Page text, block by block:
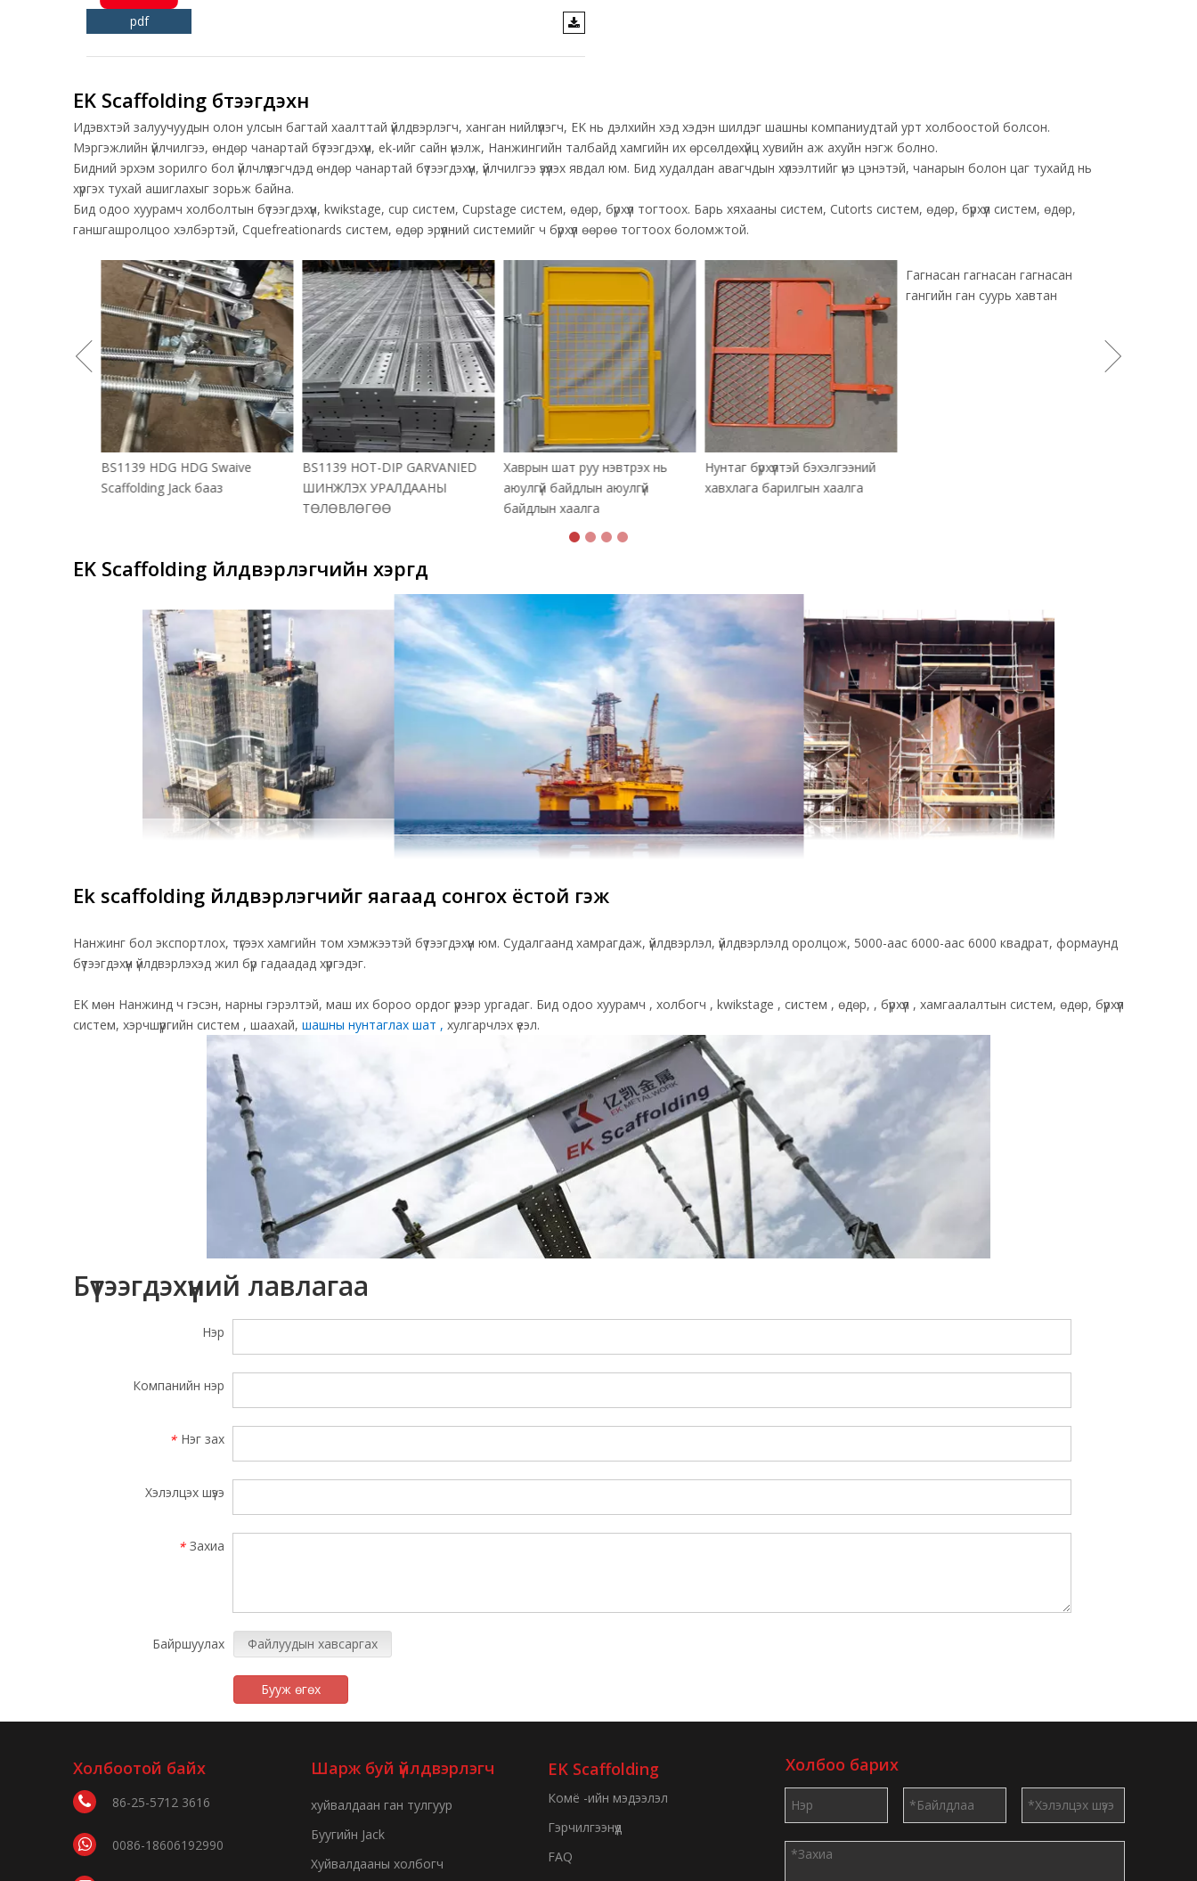
pdf
EK Scaffolding бүтээгдэхүүн
Идэвхтэй залуучуудын олон улсын багтай хаалттай үйлдвэрлэгч, ханган нийлүүлэгч, EK нь дэлхийн хэд хэдэн шилдэг шашны компаниудтай урт холбоостой болсон.
Мэргэжлийн үйлчилгээ, өндөр чанартай бүтээгдэхүүн, ek-ийг сайн үнэлж, Нанжингийн талбайд хамгийн их өрсөлдөхүйц хувийн аж ахуйн нэгж болно.
Бидний эрхэм зорилго бол үйлчлүүлэгчдэд өндөр чанартай бүтээгдэхүүн, үйлчилгээ үзүүлэх явдал юм. Бид худалдан авагчдын хүлээлтийг үнэ цэнэтэй, чанарын болон цаг тухайд нь
хүргэх тухай ашиглахыг зорьж байна.
Бид одоо хуурамч холболтын бүтээгдэхүүн, kwikstage, cup систем, Cupstage систем, өдөр, бүрхүүл тогтоох. Барь хяхааны систем, Cutorts систем, өдөр, бүрхүүл систем, өдөр,
ганшгашролцоо хэлбэртэй, Cquefreationards систем, өдөр эрүүлний системийг ч бүрхүүл өөрөө тогтоох боломжтой.
BS1139 HDG HDG Swaive
Scaffolding Jack бааз
BS1139 HOT-DIP GARVANIED
ШИНЖЛЭХ УРАЛДААНЫ
ТӨЛӨВЛӨГӨӨ
Хаврын шат руу нэвтрэх нь
аюулгүй байдлын аюулгүй
байдлын хаалга
Нунтаг бүрхүүлтэй бэхэлгээний
хавхлага барилгын хаалга
EK Scaffolding үйлдвэрлэгчийн хэргүүд
Ek scaffolding үйлдвэрлэгчийг яагаад сонгох ёстой гэж
Нанжинг бол экспортлох, түгээх хамгийн том хэмжээтэй бүтээгдэхүүн юм. Судалгаанд хамрагдаж, үйлдвэрлэл, үйлдвэрлэлд оролцож, 5000-аас 6000-аас 6000 квадрат, формаунд
бүтээгдэхүүн үйлдвэрлэхэд жил бүр гадаадад хүргэдэг.
EK мөн Нанжинд ч гэсэн, нарны гэрэлтэй, маш их бороо ордог үрээр ургадаг. Бид одоо хуурамч , холбогч , kwikstage , систем , өдөр, , бүрхүүл , хамгаалалтын систем, өдөр, бүрхүүл
систем, хэрчшүүргийн систем , шаахай, шашны нунтаглах шат , хулгарчлэх үеэл.
Бүтээгдэхүүний лавлагаа
Нэр
Компанийн нэр
* Нэг зах
Хэлэлцэх шүээ
* Захиа
Байршуулах Файлуудын хавсаргах
Бууж өгөх
Холбоотой байх
86-25-5712 3616
0086-18606192990
Шарж буй үйлдвэрлэгч
хуйвалдаан ган тулгуур
Буугийн Jack
Хуйвалдааны холбогч
EK Scaffolding
Комё -ийн мэдээлэл
Гэрчилгээнүүд
FAQ
Холбоо барих